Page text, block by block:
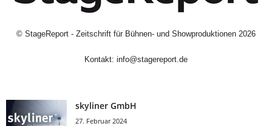
© StageReport - Zeitschrift für Bühnen- und Showproduktionen 2026
Kontakt: info@stagereport.de
skyliner GmbH
27. Februar 2024